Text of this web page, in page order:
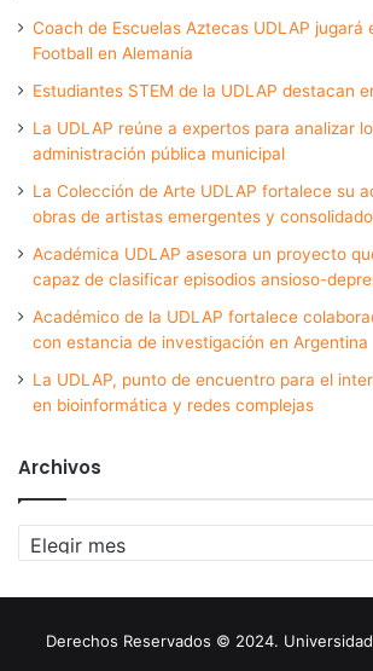
Coach de Escuelas Aztecas UDLAP jugará
Football en Alemania
Estudiantes STEM de la UDLAP destacan
La UDLAP reúne a expertos para analizar
administración pública municipal
La Colección de Arte UDLAP fortalece su
obras de artistas emergentes y
Académica UDLAP asesora un proyecto
capaz de clasificar episodios ansioso-
Académico de la UDLAP fortalece
con estancia de investigación en Argentina
La UDLAP, punto de encuentro para el
en bioinformática y redes complejas
Archivos
Archivos
Derechos Reservados © 2024.